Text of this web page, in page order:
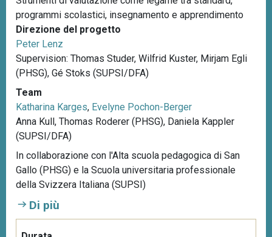
programmi scolastici, insegnamento e apprendimento
Direzione del progetto
Peter Lenz
Supervision: Thomas Studer, Wilfrid Kuster, Mirjam Egli
(PHSG), Gé Stoks (SUPSI/DFA)
Team
Katharina Karges, Evelyne Pochon-Berger
Anna Kull, Thomas Roderer (PHSG), Daniela Kappler
(SUPSI/DFA)
In collaborazione con l'Alta scuola pedagogica di San
Gallo (PHSG) e la Scuola universitaria professionale
della Svizzera Italiana (SUPSI)
Di più